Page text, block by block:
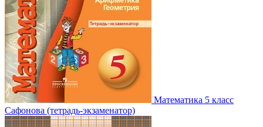
Математика 5 класс
Сафонова (тетрадь-экзаменатор)